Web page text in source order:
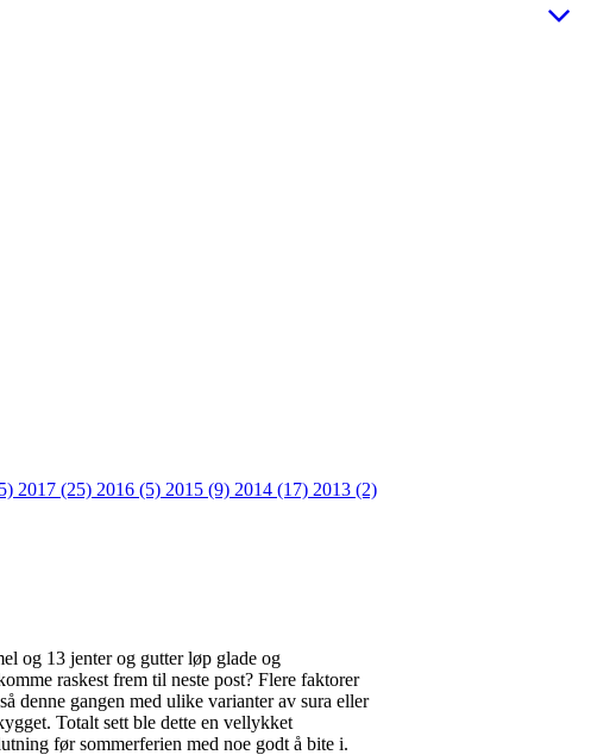
2017 (25) 2016 (5) 2015 (9) 2014 (17) 2013 (2)
og 13 jenter og gutter løp glade og
raskest frem til neste post? Flere faktorer
denne gangen med ulike varianter av sura eller
Totalt sett ble dette en vellykket
før sommerferien med noe godt å bite i.